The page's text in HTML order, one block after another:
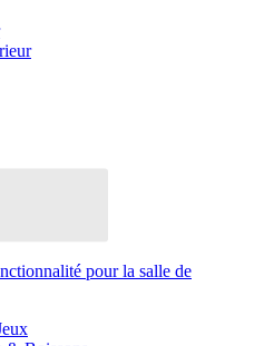
pour la salle de